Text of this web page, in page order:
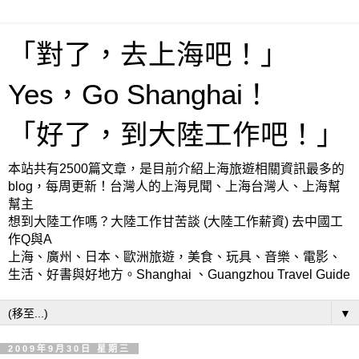
「對了，去上海吧！」
Yes，Go Shanghai！
「好了，到大陸工作吧！」
本站共有2500篇文章，是目前介紹上海旅遊相關資訊最多的
blog，每周更新！台灣人的上海見聞、上海台灣人、上海幫
幫主
想到大陸工作嗎？大陸工作甘苦談 (大陸工作薪資) 去中國工
作Q與A
上海、廣州、日本、歐洲旅遊，美食、玩具、音樂、電影、
生活、好書與好地方。Shanghai 、Guangzhou Travel Guide
▼
2009年9月30日 星期三